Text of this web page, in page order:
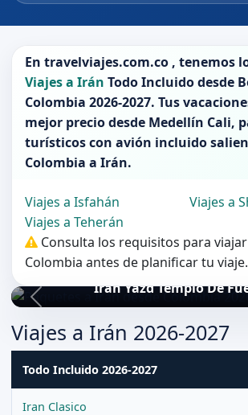
En travelviajes.com.co , tenemos
Viajes a Irán Todo Incluido desde
Colombia 2026-2027. Tus
mejor precio desde Medellín Cali,
turísticos con avión incluido
Colombia a Irán.
Viajes a Isfahán
Viajes a
Viajes a Teherán
Consulta los requisitos para
Colombia antes de planificar tu viaje.
Iran Yazd Templo De
Viajes a Irán 2026-2027
Todo Incluido 2026-2027
Iran Clasico